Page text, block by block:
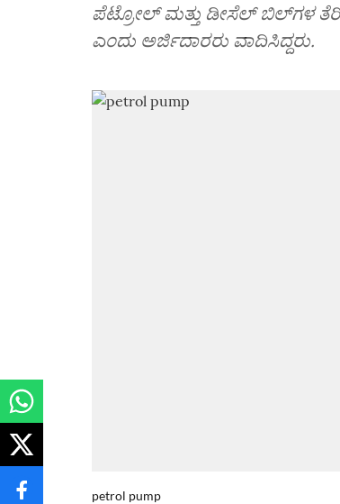
ಪೆಟ್ರೋಲ್ ಮತ್ತು ಡೀಸೆಲ್ ಬಿಲ್‌ಗಳ ತೆರಿಗೆ
ಎಂದು ಅರ್ಜಿದಾರರು ವಾದಿಸಿದ್ದರು.
petrol pump